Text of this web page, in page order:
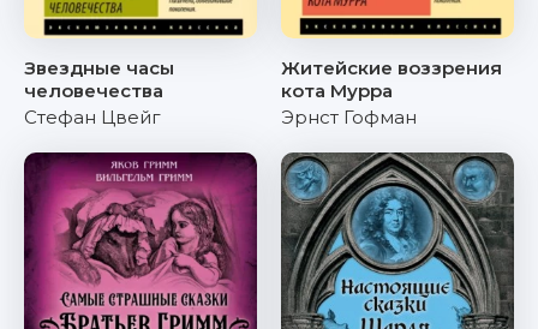
Звездные часы
человечества
Стефан Цвейг
Житейские воззрения
кота Мурра
Эрнст Гофман